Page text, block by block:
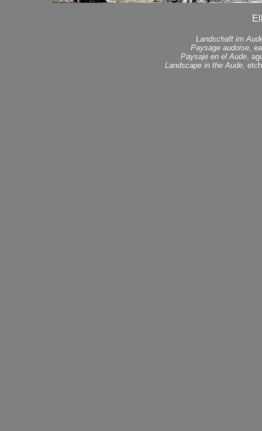
Landschaft im
Paysage audoise,
Paysaje en el Aude,
Landscape in the Aude,